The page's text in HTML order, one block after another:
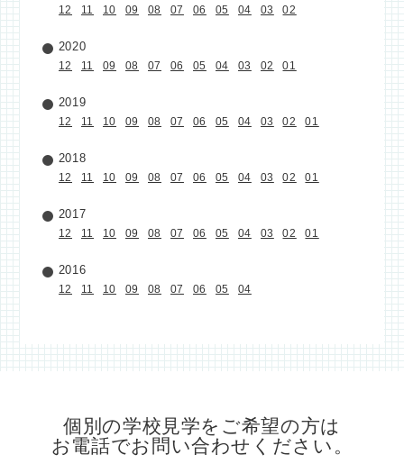
12 11 10 09 08 07 06 05 04 03 02
2020
12 11 09 08 07 06 05 04 03 02 01
2019
12 11 10 09 08 07 06 05 04 03 02 01
2018
12 11 10 09 08 07 06 05 04 03 02 01
2017
12 11 10 09 08 07 06 05 04 03 02 01
2016
12 11 10 09 08 07 06 05 04
個別の学校見学をご希望の方は
お電話でお問い合わせください。